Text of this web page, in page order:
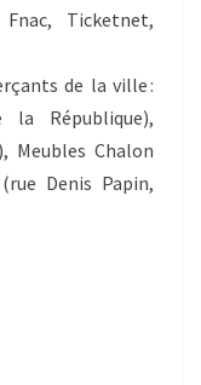
Ticketnet,
de la ville :
la République),
Meubles Chalon
Denis Papin,